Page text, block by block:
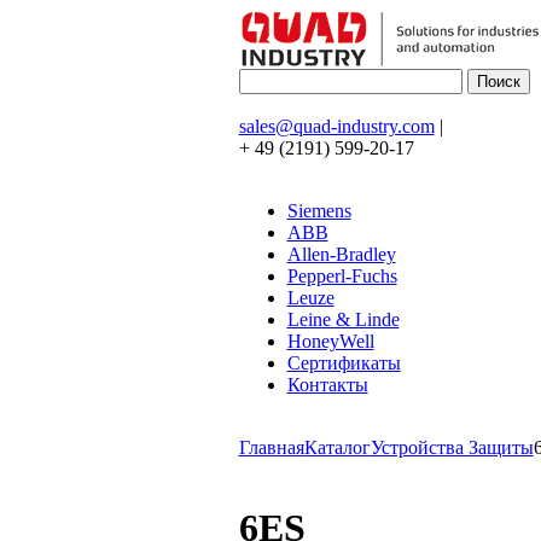
sales@quad-industry.com|
+ 49 (2191) 599-20-17
Siemens
ABB
Allen-Bradley
Pepperl-Fuchs
Leuze
Leine & Linde
HoneyWell
Сертификаты
Контакты
ГлавнаяКаталогУстройства Защиты
6ES